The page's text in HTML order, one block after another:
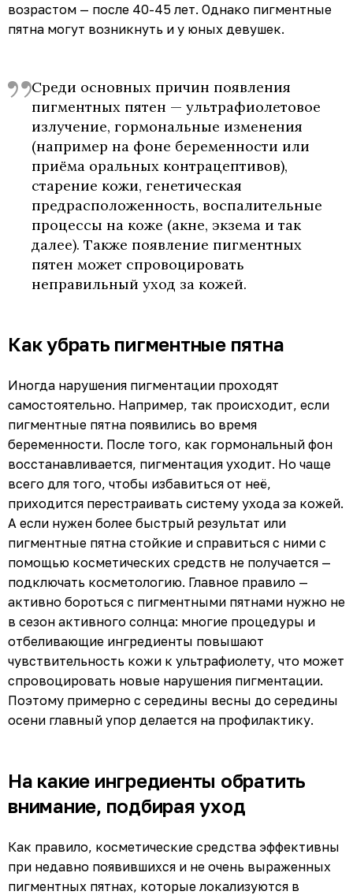
возрастом — после 40-45 лет. Однако пигментные
пятна могут возникнуть и у юных девушек.
Среди основных причин появления
пигментных пятен — ультрафиолетовое
излучение, гормональные изменения
(например на фоне беременности или
приёма оральных контрацептивов),
старение кожи, генетическая
предрасположенность, воспалительные
процессы на коже (акне, экзема и так
далее). Также появление пигментных
пятен может спровоцировать
неправильный уход за кожей.
Как убрать пигментные пятна
Иногда нарушения пигментации проходят
самостоятельно. Например, так происходит, если
пигментные пятна появились во время
беременности. После того, как гормональный фон
восстанавливается, пигментация уходит. Но чаще
всего для того, чтобы избавиться от неё,
приходится перестраивать систему ухода за кожей.
А если нужен более быстрый результат или
пигментные пятна стойкие и справиться с ними с
помощью косметических средств не получается —
подключать косметологию. Главное правило —
активно бороться с пигментными пятнами нужно не
в сезон активного солнца: многие процедуры и
отбеливающие ингредиенты повышают
чувствительность кожи к ультрафиолету, что может
спровоцировать новые нарушения пигментации.
Поэтому примерно с середины весны до середины
осени главный упор делается на профилактику.
На какие ингредиенты обратить
внимание, подбирая уход
Как правило, косметические средства эффективны
при недавно появившихся и не очень выраженных
пигментных пятнах, которые локализуются в